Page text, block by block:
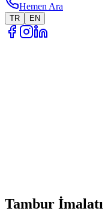
Hemen Ara
TR EN
Tambur İmalatı
Tambur